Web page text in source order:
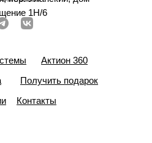
1Н/6
Актион 360
Получить подарок
Контакты